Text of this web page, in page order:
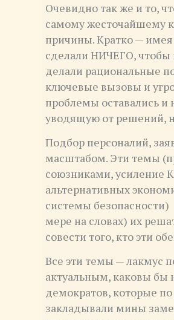
Очевидно так же и то,
самому жесточайшему
причины. Кратко —
сделали НИЧЕГО, чтобы
делали рациональные
ключевые вызовы и
проблемы оставались и
уводящую от решений,
Подбор персоналий,
масштабом. Эти темы
союзниками, усиление
альтернативных
системы
мере на словах) их
совести того, кто эти
Все эти темы — лакмус
актуальным, каковы бы
демократов, которые
закладывали мины